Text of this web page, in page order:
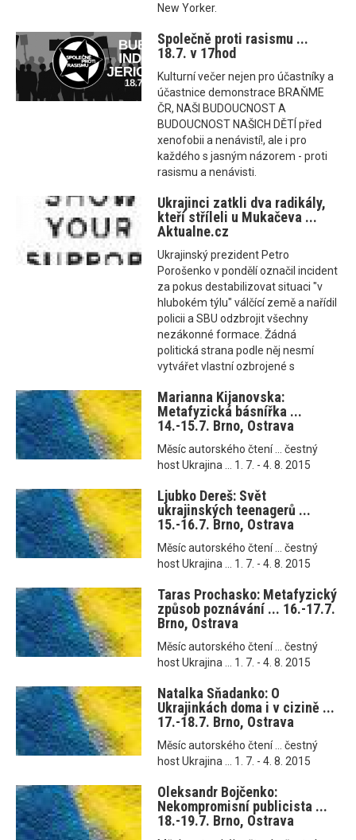
New Yorker.
Společně proti rasismu ...
18.7. v 17hod
Kulturní večer nejen pro účastníky a
účastnice demonstrace BRAŇME
ČR, NAŠI BUDOUCNOST A
BUDOUCNOST NAŠICH DĚTÍ před
xenofobii a nenávistí!, ale i pro
každého s jasným názorem - proti
rasismu a nenávisti.
Ukrajinci zatkli dva radikály,
kteří stříleli u Mukačeva ...
Aktualne.cz
Ukrajinský prezident Petro
Porošenko v pondělí označil incident
za pokus destabilizovat situaci "v
hlubokém týlu" válčící země a nařídil
policii a SBU odzbrojit všechny
nezákonné formace. Žádná
politická strana podle něj nesmí
vytvářet vlastní ozbrojené s
Marianna Kijanovska:
Metafyzická básnířka ...
14.-15.7. Brno, Ostrava
Měsíc autorského čtení ... čestný
host Ukrajina ... 1. 7. - 4. 8. 2015
Ljubko Dereš: Svět
ukrajinských teenagerů ...
15.-16.7. Brno, Ostrava
Měsíc autorského čtení ... čestný
host Ukrajina ... 1. 7. - 4. 8. 2015
Taras Prochasko: Metafyzický
způsob poznávání ... 16.-17.7.
Brno, Ostrava
Měsíc autorského čtení ... čestný
host Ukrajina ... 1. 7. - 4. 8. 2015
Natalka Sňadanko: O
Ukrajinkách doma i v cizině ...
17.-18.7. Brno, Ostrava
Měsíc autorského čtení ... čestný
host Ukrajina ... 1. 7. - 4. 8. 2015
Oleksandr Bojčenko:
Nekompromisní publicista ...
18.-19.7. Brno, Ostrava